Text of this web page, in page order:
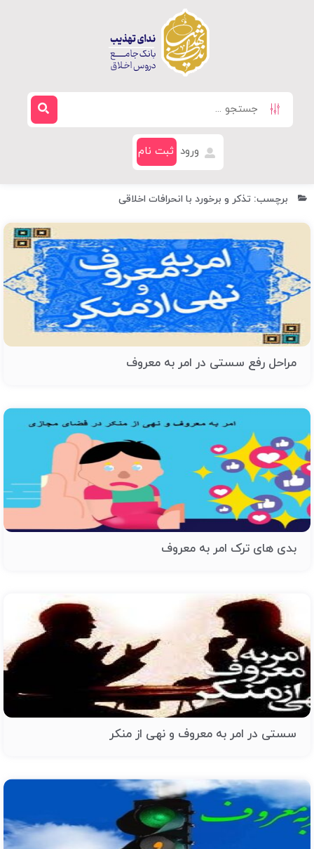
ورود ثبت نام
برچسب: تذکر و برخورد با انحرافات اخلاقی
مراحل رفع سستی در امر به معروف
بدی های ترک امر به معروف
سستی در امر به معروف و نهی از منکر